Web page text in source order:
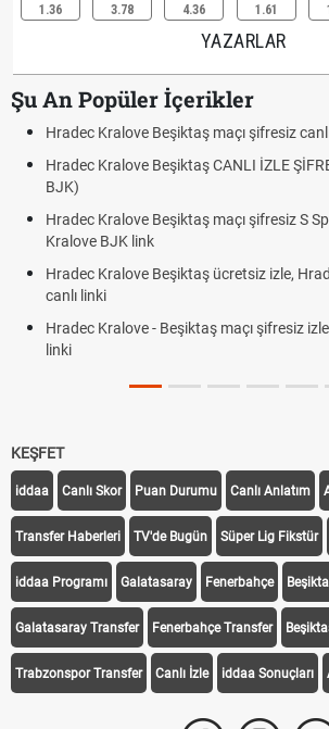
1.36
3.78
4.36
1.61
YAZARLAR
Şu An Popüler İçerikler
Hradec Kralove Beşiktaş maçı şifresiz
Hradec Kralove Beşiktaş CANLI İZLE
BJK)
Hradec Kralove Beşiktaş maçı şifresiz S
Kralove BJK link
Hradec Kralove Beşiktaş ücretsiz izle,
canlı linki
Hradec Kralove - Beşiktaş maçı şifresiz
linki
KEŞFET
iddaa Canlı Skor Puan Durumu Canlı Anlatım
Transfer Haberleri TV'de Bugün Süper Lig Fikstür
iddaa Programı Galatasaray Fenerbahçe
Galatasaray Transfer Fenerbahçe Transfer
Trabzonspor Transfer Canlı İzle iddaa Sonuçları